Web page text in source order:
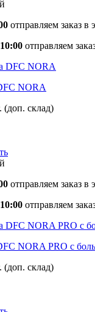
отправляем заказ в
отправляем
NORA
склад)
отправляем заказ в
отправляем
NORA PRO с
склад)